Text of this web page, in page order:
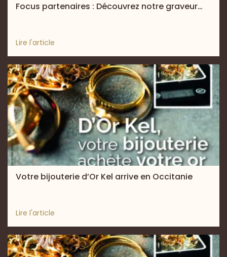
Focus partenaires : Découvrez notre graveur…
Lire l'article
Votre bijouterie d’Or Kel arrive en Occitanie
Lire l'article